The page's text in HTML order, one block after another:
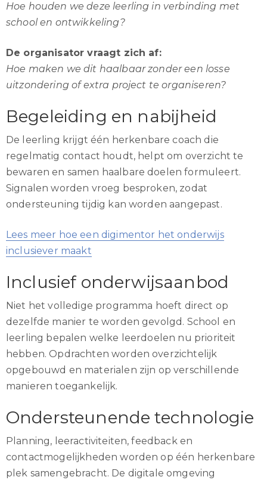
Hoe houden we deze leerling in verbinding met
school en ontwikkeling?
De organisator vraagt zich af:
Hoe maken we dit haalbaar zonder een losse
uitzondering of extra project te organiseren?
Begeleiding en nabijheid
De leerling krijgt één herkenbare coach die
regelmatig contact houdt, helpt om overzicht te
bewaren en samen haalbare doelen formuleert.
Signalen worden vroeg besproken, zodat
ondersteuning tijdig kan worden aangepast.
Lees meer hoe een digimentor het onderwijs
inclusiever maakt
Inclusief onderwijsaanbod
Niet het volledige programma hoeft direct op
dezelfde manier te worden gevolgd. School en
leerling bepalen welke leerdoelen nu prioriteit
hebben. Opdrachten worden overzichtelijk
opgebouwd en materialen zijn op verschillende
manieren toegankelijk.
Ondersteunende technologie
Planning, leeractiviteiten, feedback en
contactmogelijkheden worden op één herkenbare
plek samengebracht. De digitale omgeving